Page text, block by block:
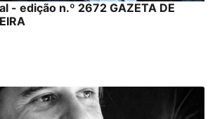
- edição n.º 2672 GAZETA DE